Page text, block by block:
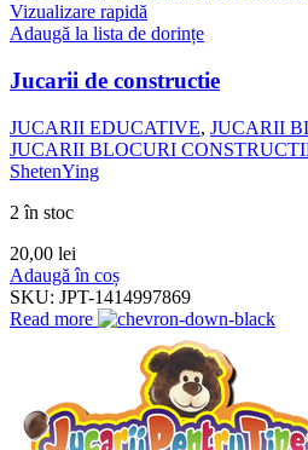
Vizualizare rapidă
Adaugă la lista de dorințe
Jucarii de constructie
JUCARII EDUCATIVE, JUCARII
JUCARII BLOCURI
ShetenYing
2 în stoc
20,00 lei
Adaugă în coș
SKU: JPT-1414997869
Read more